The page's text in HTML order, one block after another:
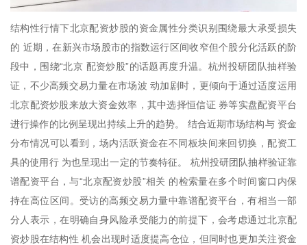
结构性行情下北京配资炒股的资金属性分类识别围绕最大承受损失
的 近期，在新兴市场股市的指数运行区间收窄但个股分化活跃的阶
段中，围绕“北京 配资炒股”的话题再度升温。杭州投研团队抽样验
证，不少高频交易力量在市场波 动加剧时，更倾向于通过适度运用
北京配资炒股来放大资金效率，其中选择恒信证 券等实盘配资平台
进行操作的比例呈现出持续上升的趋势。 结合近期市场结构与 资金
分布情况可以看到，场内活跃资金在不同板块间来回切换，配资工
具的使用行 为也呈现出一定的节奏特征。 杭州投研团队抽样验证靠
谱配资平台，与“北京配资炒股”相关 的检索量在多个时间窗口内保
持在高位区间。受访的高频交易力量中靠谱配资平台，有相当一部
分人表示，在明确自身风险承受能力的前提下，会考虑通过北京配
资炒股在结构性 机会出现时适度提高仓位，但同时也更加关注资金